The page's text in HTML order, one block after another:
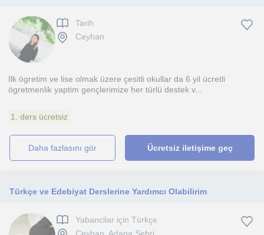
Tarih
Ceyhan
Ilk ögretim ve lise olmak üzere çesitli okullar da 6 yil ücretli
ögretmenlik yaptim gençlerimize her türlü destek v...
1. ders ücretsiz
daha fazlasını gör Ücretsiz iletişime geç
Türkçe ve Edebiyat Derslerine Yardımcı Olabilirim
Yabancilar için Türkçe